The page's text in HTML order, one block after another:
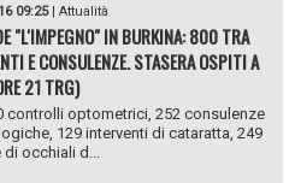
09:25| Attualità
"L'IMPEGNO" IN BURKINA: 800 TRA
E CONSULENZE. STASERA OSPITI A
21 TRG)
controlli optometrici, 252 consulenze
129 interventi di cataratta, 249
di occhiali d...